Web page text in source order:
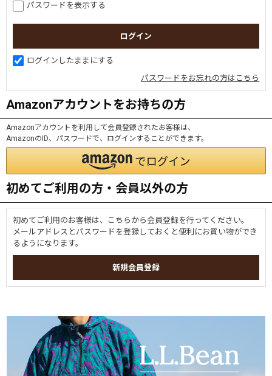
パスワードを表示する
ログインしたままにする
パスワードをお忘れの方はこちら
Amazonアカウントをお持ちの方
Amazonアカウントを利用して会員登録されたお客様は、
AmazonのID、パスワードで、ログインすることができます。
初めてご利用の方・会員以外の方
初めてご利用のお客様は、こちらから会員登録を行ってください。
メールアドレスとパスワードを登録しておくと便利にお買い物ができ
るようになります。